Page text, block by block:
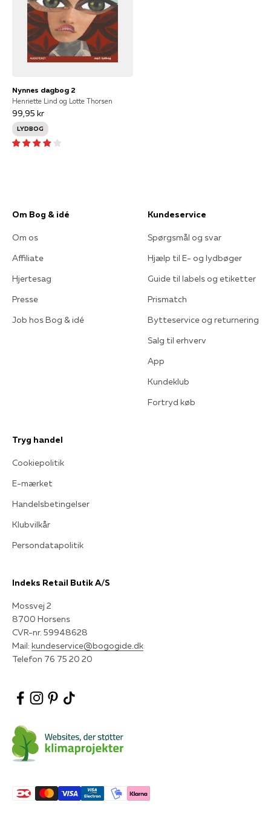
Nynnes dagbog 2
Henriette Lind og Lotte Thorsen
99,95 kr
LYDBOG
Om Bog & idé
Om os
Affiliate
Hjertesag
Presse
Job hos Bog & idé
Kundeservice
Spørgsmål og svar
Hjælp til E- og lydbøger
Guide til labels og etiketter
Prismatch
Bytteservice og returnering
Salg til erhverv
App
Kundeklub
Fortryd køb
Tryg handel
Cookiepolitik
E-mærket
Handelsbetingelser
Klubvilkår
Persondatapolitik
Indeks Retail Butik A/S
Mossvej 2
8700 Horsens
CVR-nr. 59948628
Mail: kundeservice@bogogide.dk
Telefon 76 75 20 20